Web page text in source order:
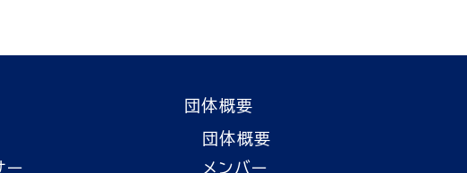
ー
団体概要
団体概要
メンバー